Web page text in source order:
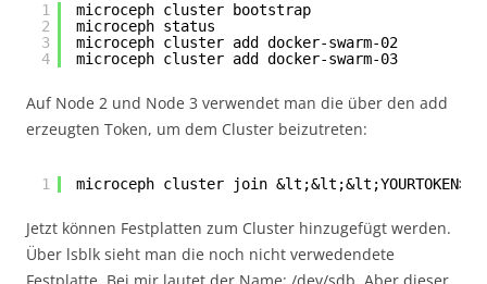
1
2
3
4
microceph cluster bootstrap
microceph status
microceph cluster add docker-swarm-02
microceph cluster add docker-swarm-03
Auf Node 2 und Node 3 verwendet man die über den add
erzeugten Token, um dem Cluster beizutreten:
1 microceph cluster join &lt;&lt;&lt;YOURTOKEN>>>
Jetzt können Festplatten zum Cluster hinzugefügt werden.
Über lsblk sieht man die noch nicht verwedendete